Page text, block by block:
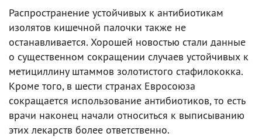
Распространение устойчивых к антибиотикам
изолятов кишечной палочки также не
останавливается. Хорошей новостью стали данные
о существенном сокращении случаев устойчивых к
метициллину штаммов золотистого стафилококка.
Кроме того, в шести странах Евросоюза
сокращается использование антибиотиков, то есть
врачи наконец начали относиться к выписыванию
этих лекарств более ответственно.